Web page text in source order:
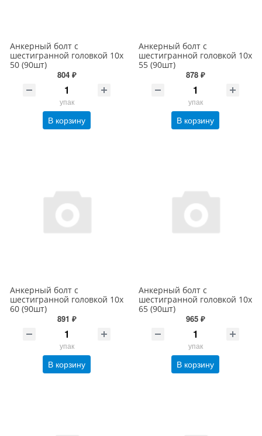
Анкерный болт с
шестигранной головкой 10х
50 (90шт)
804 ₽
упак
В корзину
Анкерный болт с
шестигранной головкой 10х
55 (90шт)
878 ₽
упак
В корзину
Анкерный болт с
шестигранной головкой 10х
60 (90шт)
891 ₽
упак
В корзину
Анкерный болт с
шестигранной головкой 10х
65 (90шт)
965 ₽
упак
В корзину